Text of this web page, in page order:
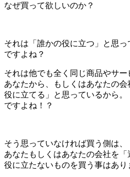
なぜ買って欲しいのか？
それは「誰かの役に立つ」と思っ
ですよね？
それは他でも全く同じ商品やサー
あなたから、もしくはあなたの
役に立てる」と思っているから。
ですよね！？
そう思っていなければ買う側は、
あなたもしくはあなたの会社を「
役に立たないものを買う事はあり